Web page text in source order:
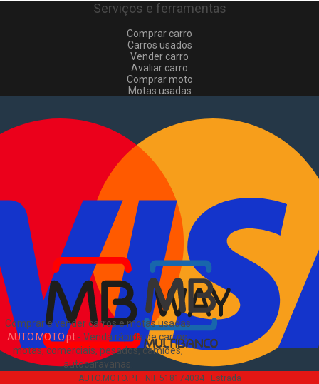
Comprar e vender carros e motas usadas
AUTO.MOTO.pt- Venda rápida de carros,
motas, comerciais, pesados, camiões,
autocaravanas
Serviços e ferramentas
Comprar carro
Carros usados
Vender carro
Avaliar carro
Comprar moto
Motas usadas
Comerciais usados
Vender comerciais
Informações
Como comprar e vender
Pacotes de anúncios
Verificar VIN e matrícula
Sitemap
EN
Sobre Nós
AUTO.MOTO.PT · NIF 518174034 · Estrada